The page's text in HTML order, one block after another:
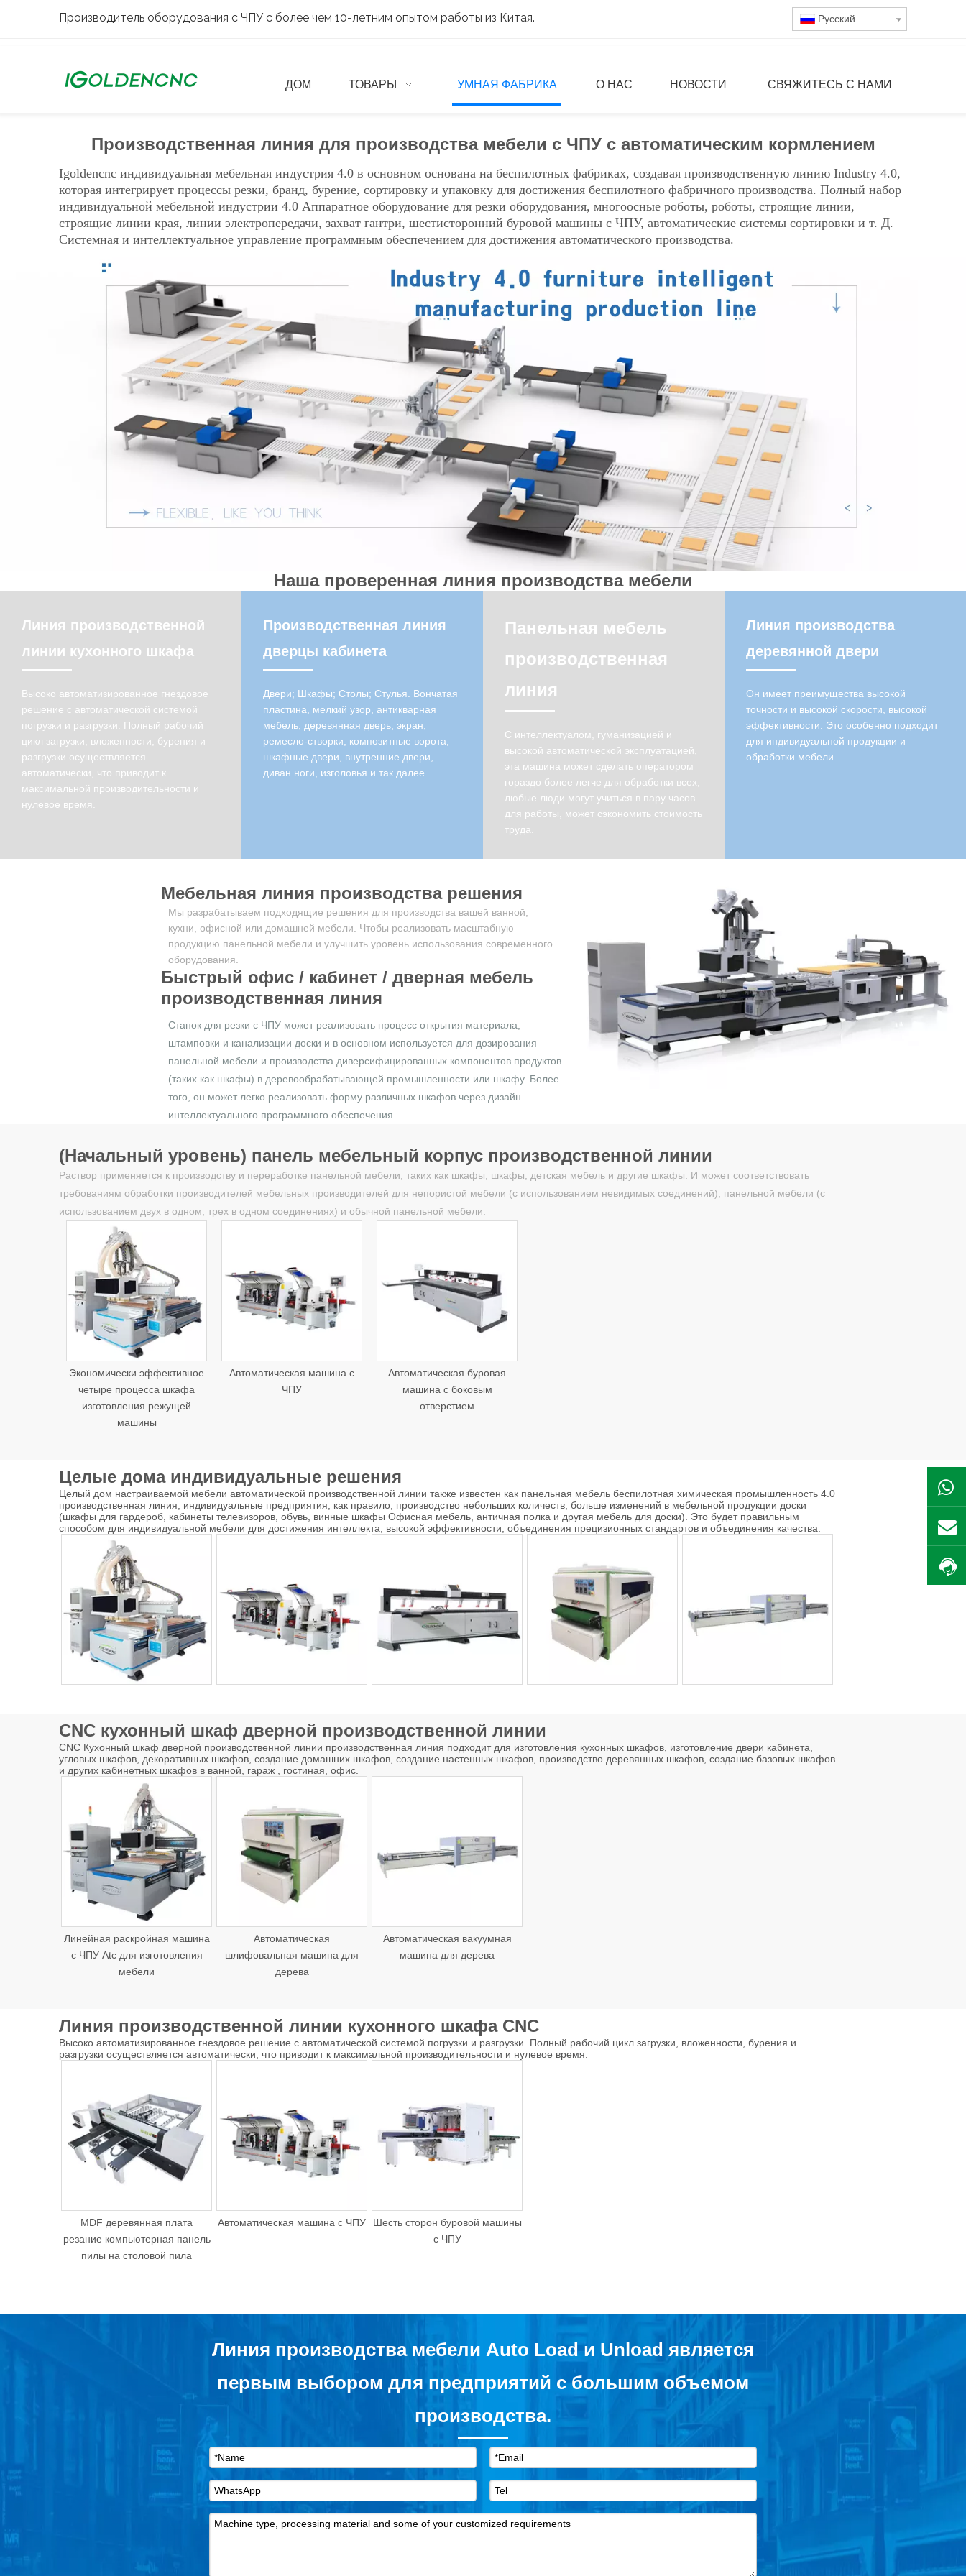
Производитель оборудования с ЧПУ с более чем 10-летним опытом работы из Китая. Pусский
ДОМ ТОВАРЫ УМНАЯ ФАБРИКА О НАС НОВОСТИ СВЯЖИТЕСЬ С НАМИ
Производственная линия для производства мебели с ЧПУ с автоматическим кормлением
Igoldencnc индивидуальная мебельная индустрия 4.0 в основном основана на беспилотных фабриках, создавая производственную линию Industry 4.0,
которая интегрирует процессы резки, бранд, бурение, сортировку и упаковку для достижения беспилотного фабричного производства. Полный набор
индивидуальной мебельной индустрии 4.0 Аппаратное оборудование для резки оборудования, многоосные роботы, роботы, строящие линии,
строящие линии края, линии электропередачи, захват гантри, шестисторонний буровой машины с ЧПУ, автоматические системы сортировки и т. Д.
Системная и интеллектуальное управление программным обеспечением для достижения автоматического производства.
Наша проверенная линия производства мебели
Линия производственной
линии кухонного шкафа
Высоко автоматизированное гнездовое
решение с автоматической системой
погрузки и разгрузки. Полный рабочий
цикл загрузки, вложенности, бурения и
разгрузки осуществляется
автоматически, что приводит к
максимальной производительности и
нулевое время.
Производственная линия
дверцы кабинета
Двери; Шкафы; Столы; Стулья. Вончатая
пластина, мелкий узор, антикварная
мебель, деревянная дверь, экран,
ремесло-створки, композитные ворота,
шкафные двери, внутренние двери,
диван ноги, изголовья и так далее.
Панельная мебель
производственная
линия
С интеллектуалом, гуманизацией и
высокой автоматической эксплуатацией,
эта машина может сделать оператором
гораздо более легче для обработки всех,
любые люди могут учиться в пару часов
для работы, может сэкономить стоимость
труда.
Линия производства
деревянной двери
Он имеет преимущества высокой
точности и высокой скорости, высокой
эффективности. Это особенно подходит
для индивидуальной продукции и
обработки мебели.
Мебельная линия производства решения
Мы разрабатываем подходящие решения для производства вашей ванной,
кухни, офисной или домашней мебели. Чтобы реализовать масштабную
продукцию панельной мебели и улучшить уровень использования современного
оборудования.
Быстрый офис / кабинет / дверная мебель
производственная линия
Станок для резки с ЧПУ может реализовать процесс открытия материала,
штамповки и канализации доски и в основном используется для дозирования
панельной мебели и производства диверсифицированных компонентов продуктов
(таких как шкафы) в деревообрабатывающей промышленности или шкафу. Более
того, он может легко реализовать форму различных шкафов через дизайн
интеллектуального программного обеспечения.
(Начальный уровень) панель мебельный корпус производственной линии
Раствор применяется к производству и переработке панельной мебели, таких как шкафы, шкафы, детская мебель и другие шкафы. И может соответствовать
требованиям обработки производителей мебельных производителей для непористой мебели (с использованием невидимых соединений), панельной мебели (с
использованием двух в одном, трех в одном соединениях) и обычной панельной мебели.
Экономически эффективное
четыре процесса шкафа
изготовления режущей
машины
Автоматическая машина с
ЧПУ
Автоматическая буровая
машина с боковым
отверстием
Целые дома индивидуальные решения
Целый дом настраиваемой мебели автоматической производственной линии также известен как панельная мебель беспилотная химическая промышленность 4.0
производственная линия, индивидуальные предприятия, как правило, производство небольших количеств, больше изменений в мебельной продукции доски
(шкафы для гардероб, кабинеты телевизоров, обувь, винные шкафы Офисная мебель, античная полка и другая мебель для доски). Это будет правильным
способом для индивидуальной мебели для достижения интеллекта, высокой эффективности, объединения прецизионных стандартов и объединения качества.
CNC кухонный шкаф дверной производственной линии
CNC Кухонный шкаф дверной производственной линии производственная линия подходит для изготовления кухонных шкафов, изготовление двери кабинета,
угловых шкафов, декоративных шкафов, создание домашних шкафов, создание настенных шкафов, производство деревянных шкафов, создание базовых шкафов
и других кабинетных шкафов в ванной, гараж , гостиная, офис.
Линейная раскройная машина
с ЧПУ Atc для изготовления
мебели
Автоматическая
шлифовальная машина для
дерева
Автоматическая вакуумная
машина для дерева
Линия производственной линии кухонного шкафа CNC
Высоко автоматизированное гнездовое решение с автоматической системой погрузки и разгрузки. Полный рабочий цикл загрузки, вложенности, бурения и
разгрузки осуществляется автоматически, что приводит к максимальной производительности и нулевое время.
MDF деревянная плата
резание компьютерная панель
пилы на столовой пила
Автоматическая машина с ЧПУ
Шесть сторон буровой машины
с ЧПУ
Линия производства мебели Auto Load и Unload является
первым выбором для предприятий с большим объемом
производства.